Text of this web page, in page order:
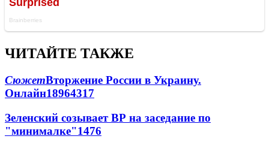
ЧИТАЙТЕ ТАКЖЕ
СюжетВторжение России в Украину.
Онлайн18964317
Зеленский созывает ВР на заседание по
"минималке"1476